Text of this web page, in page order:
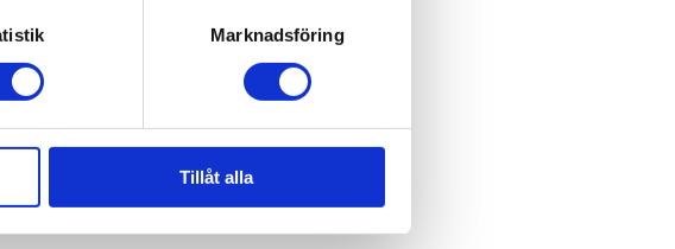
Marknadsföring
Tillåt alla